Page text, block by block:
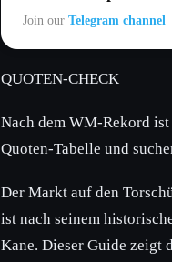
Join our Telegram channel
QUOTEN-CHECK
Nach dem WM-Rekord
Quoten-Tabelle und
Der Markt auf den
ist nach seinem
Kane. Dieser Guide zeigt